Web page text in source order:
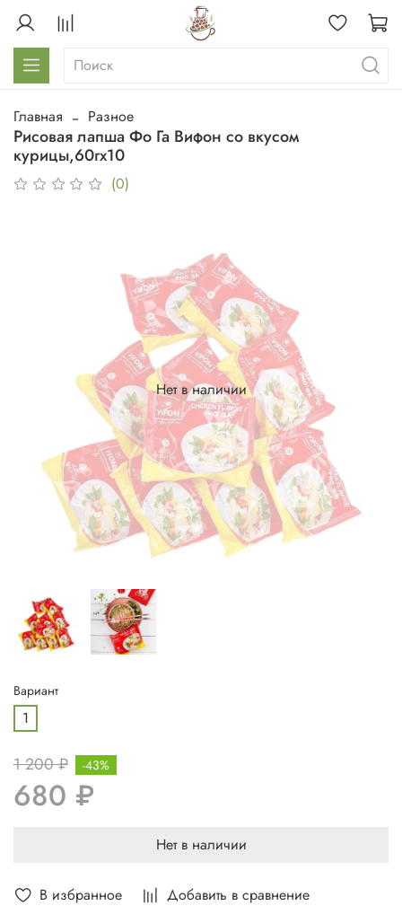
Главная Разное
Рисовая лапша Фо Га Вифон со вкусом
курицы,60гx10
(0)
В избранное Добавить в сравнение
Нет в наличии
Вариант
1
1 200 ₽
680 ₽
-43%
Нет в наличии